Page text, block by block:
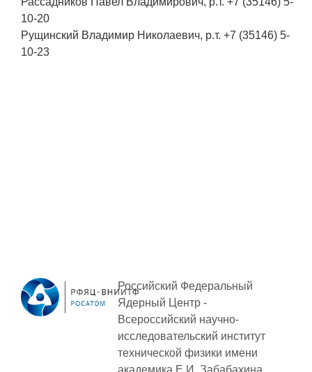
ВЫСТАВКИ
Профессиональное обучение
Практика для студентов
10-20
Рущинский Владимир Николаевич, р.т. +7 (35146) 5-
10-23
Российский Федеральный
Ядерный Центр -
Всероссийский научно-
исследовательский институт
технической физики имени
академика Е.И. Забабахина.